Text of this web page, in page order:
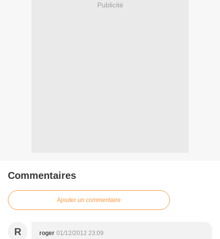
Publicité
Commentaires
Ajouter un commentaire
R roger 01/12/2012 23:09